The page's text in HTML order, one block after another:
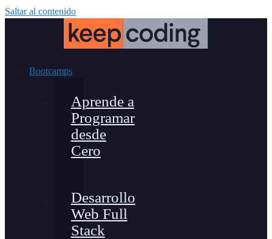
Saltar al contenido
Bootcamps
Aprende a
Programar
desde
Cero
Desarrollo
Web Full
Stack